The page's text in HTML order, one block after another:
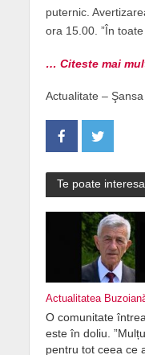
puternic.
ora 15.00. ”În
… Citeste mai
Actualitate –
Te poate interesa
Actualitatea
O comunitate
este în doliu.
pentru tot ceea ce